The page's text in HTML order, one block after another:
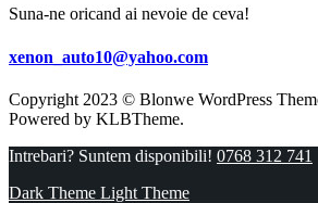
Suna-ne oricand ai nevoie de ceva!
xenon_auto10@yahoo.com
Copyright 2023 © Blonwe WordPress
Powered by KLBTheme.
Intrebari? Suntem disponibili! 0768 312 741
Dark Theme Light Theme